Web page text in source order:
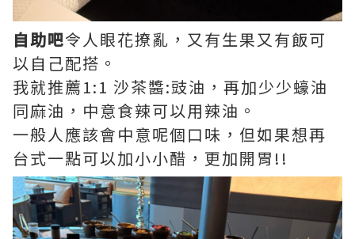
自助吧令人眼花撩亂，又有生果又有飯可
以自己配搭。
我就推薦1:1 沙茶醬:豉油，再加少少蠔油
同麻油，中意食辣可以用辣油。
一般人應該會中意呢個口味，但如果想再
台式一點可以加小小醋，更加開胃!!